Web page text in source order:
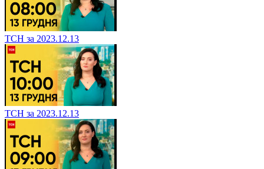
ТСН за 2023.12.13
ТСН за 2023.12.13